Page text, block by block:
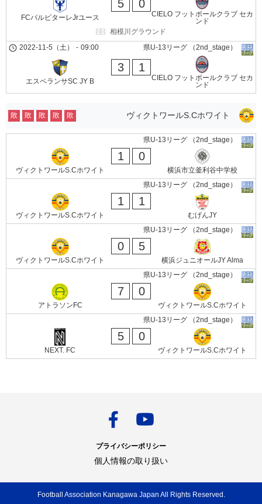
FCパルピターレJrユース
5 0
CIELO フットボールクラブ セカ
ンド
相模川グラウンド
県U-13リーグ （2nd_stage）
2022-11-5（土） - 09:00
エスペランサSC JY B
3 1
CIELO フットボールクラブ セカ
ンド
ヴィクトワールS.Cホワイト
敗 敗 敗 敗 敗
県U-13リーグ （2nd_stage）
ヴィクトワールS.Cホワイト
1 0
横浜市立釜利谷中学校
県U-13リーグ （2nd_stage）
ヴィクトワールS.Cホワイト
1 1
むげんJY
県U-13リーグ （2nd_stage）
ヴィクトワールS.Cホワイト
0 5
横浜ジュニオールJY Alma
県U-13リーグ （2nd_stage）
アトラソンFC
7 0
ヴィクトワールS.Cホワイト
県U-13リーグ （2nd_stage）
NEXT. FC
5 0
ヴィクトワールS.Cホワイト
プライバシーポリシー
個人情報の取り扱い
Football Association Kanagawa Japan All Rights Reserved.